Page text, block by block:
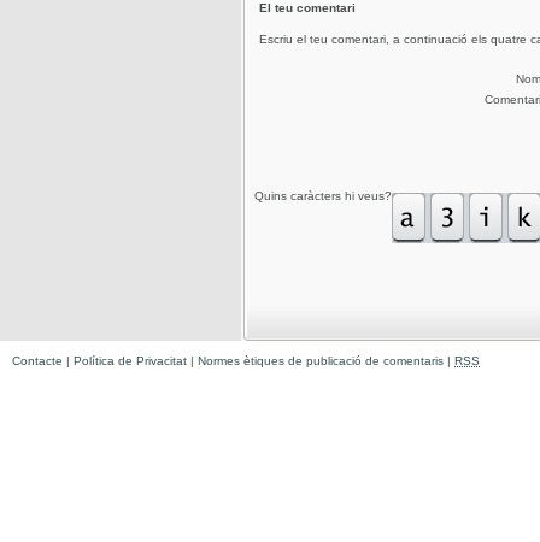
El teu comentari
Escriu el teu comentari, a continuació els quatre
Nom
Comentari
Quins caràcters hi veus?
Contacte | Política de Privacitat | Normes ètiques de publicació de comentaris | RSS